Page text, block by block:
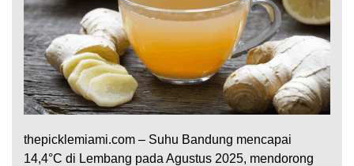
thepicklemiami.com – Suhu Bandung mencapai
14,4°C di Lembang pada Agustus 2025, mendorong